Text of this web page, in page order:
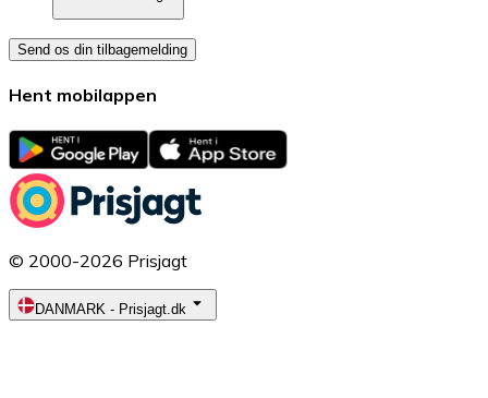
Send os din tilbagemelding
Hent mobilappen
© 2000-2026 Prisjagt
DANMARK - Prisjagt.dk